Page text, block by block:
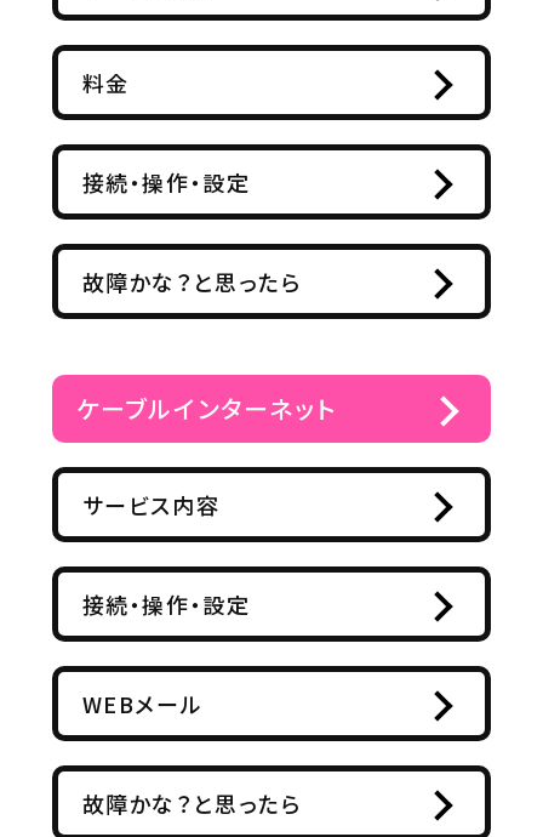
料金
接続・操作・設定
故障かな？と思ったら
ケーブルインターネット
サービス内容
接続・操作・設定
WEBメール
故障かな？と思ったら